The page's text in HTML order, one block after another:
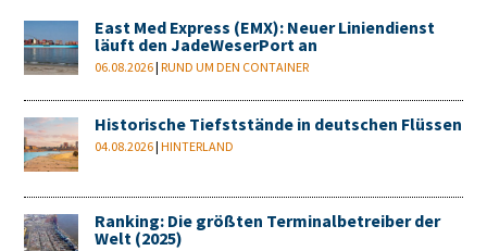
East Med Express (EMX): Neuer Liniendienst
läuft den JadeWeserPort an
06.08.2026 |RUND UM DEN CONTAINER
Historische Tiefststände in deutschen Flüssen
04.08.2026 |HINTERLAND
Ranking: Die größten Terminalbetreiber der
Welt (2025)